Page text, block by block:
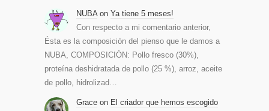
NUBA on Ya tiene 5 meses!
Con respecto a mi comentario anterior,
Ésta es la composición del pienso que le damos a
NUBA, COMPOSICIÓN: Pollo fresco (30%),
proteína deshidratada de pollo (25 %), arroz, aceite
de pollo, hidrolizad…
Grace on El criador que hemos escogido